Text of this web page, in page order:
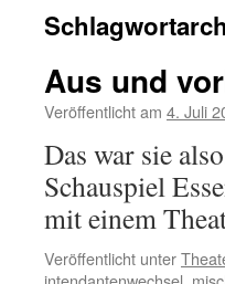
Aus und
Veröffentlicht am 4. Juli
Das war sie
Schauspiel
mit einem
Veröffentlicht unter